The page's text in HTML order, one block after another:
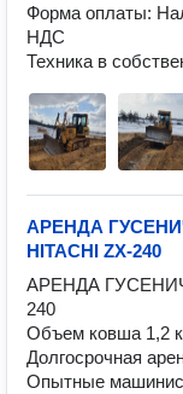
Форма оплаты:
НДС
Техника в
АРЕНДА
HITACHI ZX-240
АРЕНДА
240
Объем ковша 1,2
Долгосрочная
Опытные